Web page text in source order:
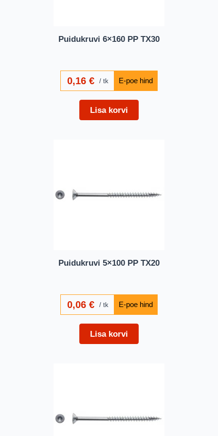
Puidukruvi 6×160 PP TX30
0,16€ tk
Lisa korvi
Puidukruvi 5×100 PP TX20
0,06€ tk
Lisa korvi